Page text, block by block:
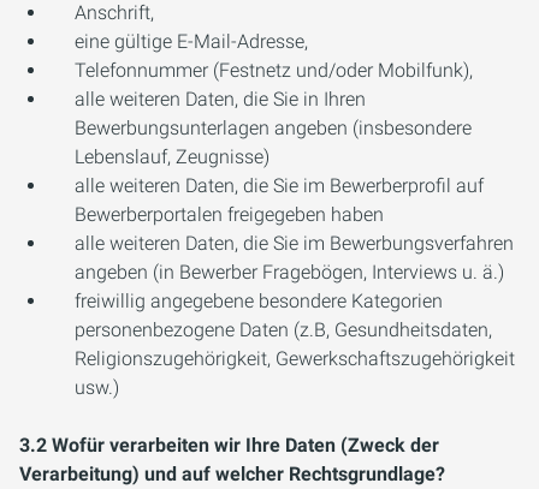
Anschrift,
eine gültige E-Mail-Adresse,
Telefonnummer (Festnetz und/oder Mobilfunk),
alle weiteren Daten, die Sie in Ihren
Bewerbungsunterlagen angeben (insbesondere
Lebenslauf, Zeugnisse)
alle weiteren Daten, die Sie im Bewerberprofil auf
Bewerberportalen freigegeben haben
alle weiteren Daten, die Sie im Bewerbungsverfahren
angeben (in Bewerber Fragebögen, Interviews u. ä.)
freiwillig angegebene besondere Kategorien
personenbezogene Daten (z.B, Gesundheitsdaten,
Religionszugehörigkeit, Gewerkschaftszugehörigkeit
usw.)
3.2 Wofür verarbeiten wir Ihre Daten (Zweck der
Verarbeitung) und auf welcher Rechtsgrundlage?